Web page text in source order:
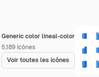
Generic color lineal-color
5,189 Icônes
Voir toutes les icônes